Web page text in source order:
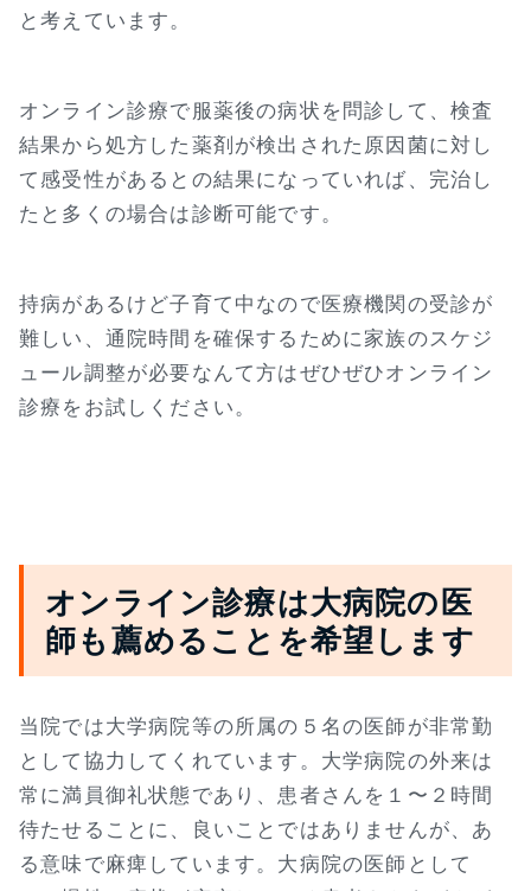
と考えています。
オンライン診療で服薬後の病状を問診して、検査
結果から処方した薬剤が検出された原因菌に対し
て感受性があるとの結果になっていれば、完治し
たと多くの場合は診断可能です。
持病があるけど子育て中なので医療機関の受診が
難しい、通院時間を確保するために家族のスケジ
ュール調整が必要なんて方はぜひぜひオンライン
診療をお試しください。
オンライン診療は大病院の医
師も薦めることを希望します
当院では大学病院等の所属の５名の医師が非常勤
として協力してくれています。大学病院の外来は
常に満員御礼状態であり、患者さんを１〜２時間
待たせることに、良いことではありませんが、あ
る意味で麻痺しています。大病院の医師として